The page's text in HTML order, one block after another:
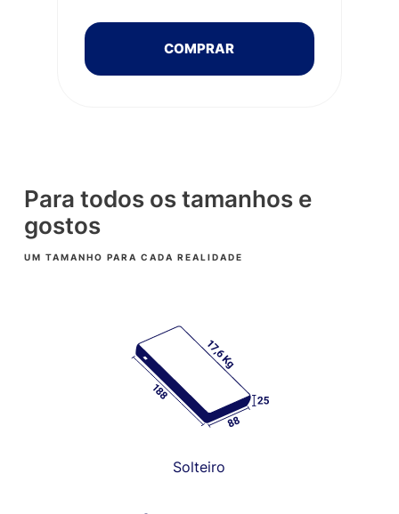
COMPRAR
Para todos os tamanhos e
gostos
UM TAMANHO PARA CADA REALIDADE
Solteiro